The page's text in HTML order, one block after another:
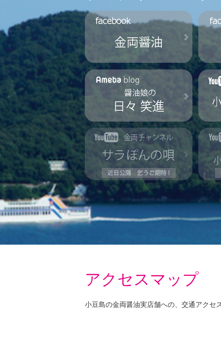
アクセスマップ
小豆島の金両醤油実店舗への、交通アクセ